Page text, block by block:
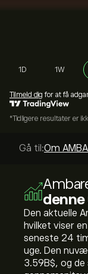
1D 1W
Tilmeld dig for at få
*Tidligere resultater er
Gå til:Om
denne
Den aktuelle
hvilket viser
seneste 24
uge. Den
3.59B‎$‎, og